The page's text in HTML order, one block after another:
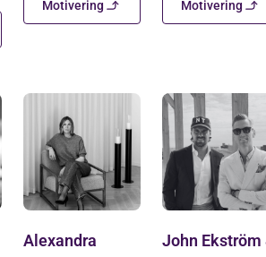
Motivering Motivering
Alexandra
John Ekström